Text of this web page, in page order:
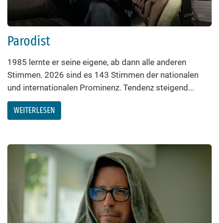
Parodist
1985 lernte er seine eigene, ab dann alle anderen
Stimmen. 2026 sind es 143 Stimmen der nationalen
und internationalen Prominenz. Tendenz steigend...
WEITERLESEN